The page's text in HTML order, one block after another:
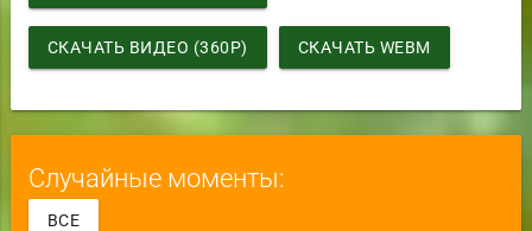
СКАЧАТЬ ВИДЕО (360P) СКАЧАТЬ WEBM
Случайные моменты:
ВСЕ